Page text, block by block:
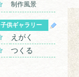
制作風景
子供ギャラリー
えがく
つくる